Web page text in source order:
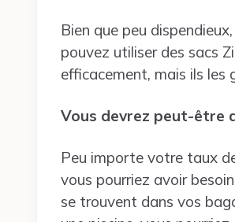
Bien que peu
pouvez utiliser des sacs
efficacement, mais ils les
Vous devrez peut-être
Peu importe votre taux
vous pourriez avoir
se trouvent dans vos